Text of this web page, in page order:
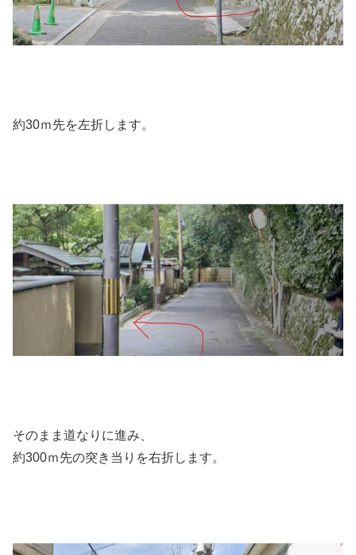
約30ｍ先を左折します。
そのまま道なりに進み、
約300ｍ先の突き当りを右折します。